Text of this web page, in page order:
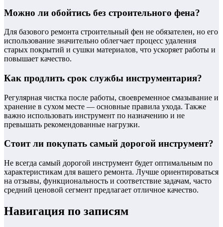
Можно ли обойтись без строительного фена?
Для базового ремонта строительный фен не обязателен, но его
использование значительно облегчает процесс удаления
старых покрытий и сушки материалов, что ускоряет работы и
повышает качество.
Как продлить срок службы инструментария?
Регулярная чистка после работы, своевременное смазывание и
хранение в сухом месте — основные правила ухода. Также
важно использовать инструмент по назначению и не
превышать рекомендованные нагрузки.
Стоит ли покупать самый дорогой инструмент?
Не всегда самый дорогой инструмент будет оптимальным по
характеристикам для вашего ремонта. Лучше ориентироваться
на отзывы, функциональность и соответствие задачам, часто
средний ценовой сегмент предлагает отличное качество.
Навигация по записям